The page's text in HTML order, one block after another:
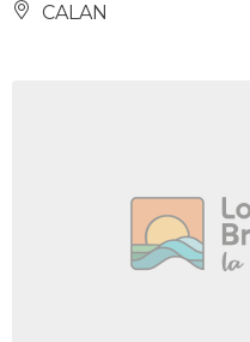
CALAN